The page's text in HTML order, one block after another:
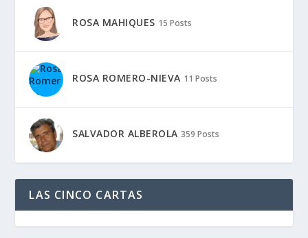
ROSA MAHIQUES 15 Posts
ROSA ROMERO-NIEVA 11 Posts
SALVADOR ALBEROLA 359 Posts
LAS CINCO CARTAS